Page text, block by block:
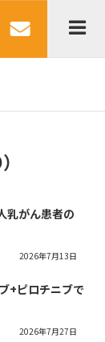
乳がん患者の
2026年7月13日
+ピロチニブで
2026年7月27日